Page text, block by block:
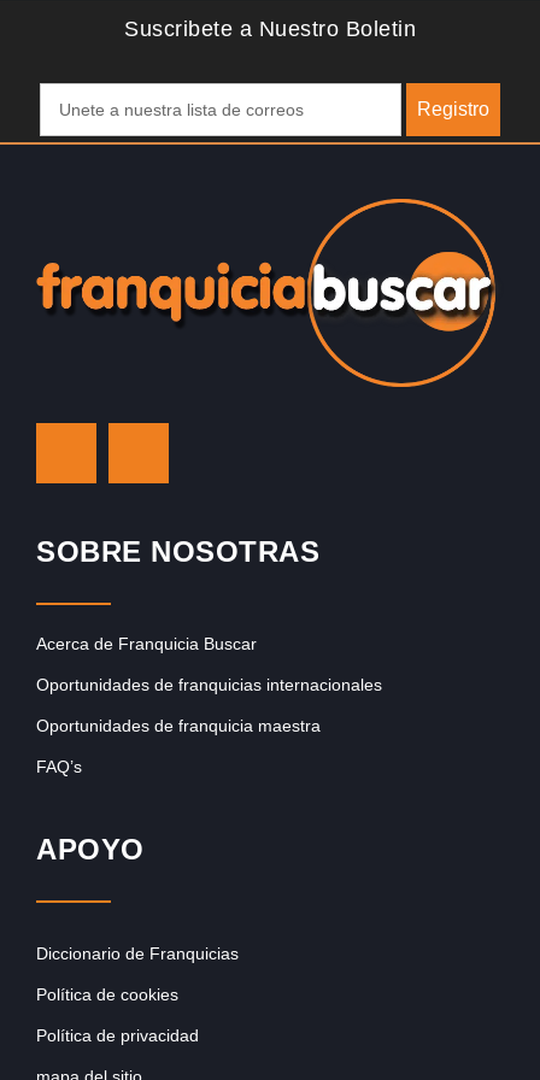
Suscribete a Nuestro Boletin
Registro
SOBRE NOSOTRAS
Acerca de Franquicia Buscar
Oportunidades de franquicias internacionales
Oportunidades de franquicia maestra
FAQ’s
APOYO
Diccionario de Franquicias
Política de cookies
Política de privacidad